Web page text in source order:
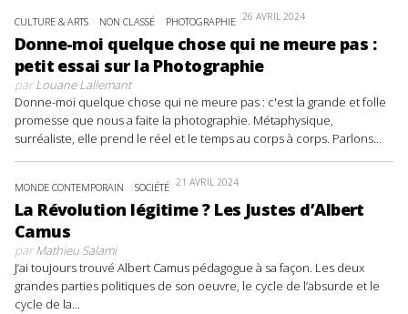
CULTURE & ARTS NON CLASSÉ PHOTOGRAPHIE 26 AVRIL 2024
Donne-moi quelque chose qui ne meure pas :
petit essai sur la Photographie
parLouane Lallemant
Donne-moi quelque chose qui ne meure pas : c'est la grande et folle
promesse que nous a faite la photographie. Métaphysique,
surréaliste, elle prend le réel et le temps au corps à corps. Parlons...
MONDE CONTEMPORAIN SOCIÉTÉ 21 AVRIL 2024
La Révolution légitime ? Les Justes d’Albert
Camus
parMathieu Salami
J’ai toujours trouvé Albert Camus pédagogue à sa façon. Les deux
grandes parties politiques de son oeuvre, le cycle de l’absurde et le
cycle de la...